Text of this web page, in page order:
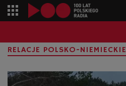
RELACJE POLSKO-NIEMIECKIE